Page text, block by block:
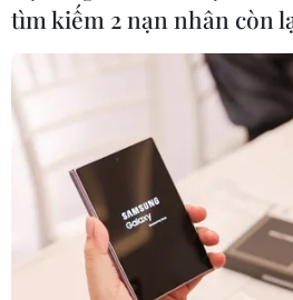
Hơn 100 người thiệt
trong xe bồn bị lật trên
25/06/2017 08:28
Thảm kịch xảy ra khi có đông
trường một xe bồn chở dầu bị
tuyến đường quốc lộ ở huyện
tìm kiếm 2 nạn nhân còn